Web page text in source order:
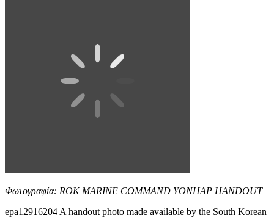
Φωτογραφία: ROK MARINE COMMAND YONHAP HANDOUT
epa12916204 A handout photo made available by the South Korean